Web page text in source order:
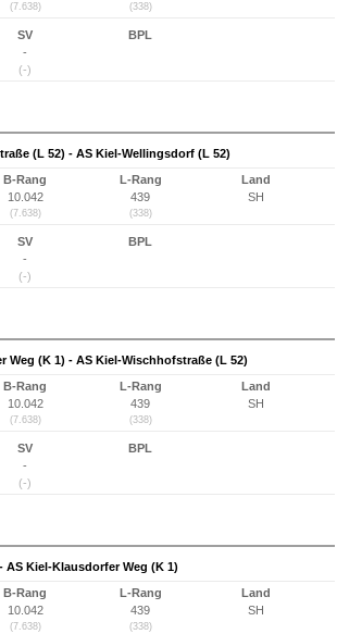
(7.638) (338)
SV
-
(-)
BPL
(L 52) - AS Kiel-Wellingsdorf (L 52)
B-Rang
10.042
(7.638)
L-Rang
439
(338)
Land
SH
SV
-
(-)
BPL
Weg (K 1) - AS Kiel-Wischhofstraße (L 52)
B-Rang
10.042
(7.638)
L-Rang
439
(338)
Land
SH
SV
-
(-)
BPL
AS Kiel-Klausdorfer Weg (K 1)
B-Rang
10.042
(7.638)
L-Rang
439
(338)
Land
SH